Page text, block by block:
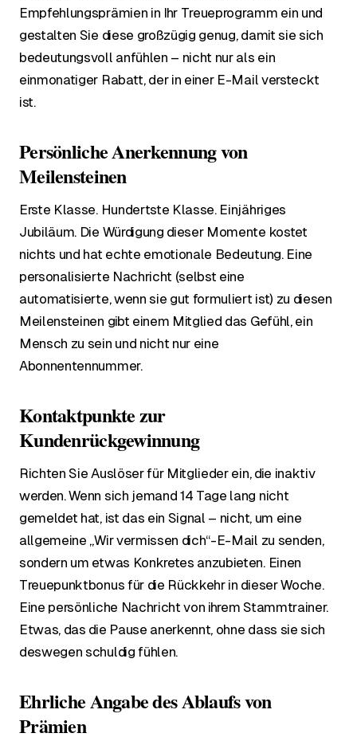
Empfehlungsprämien in Ihr Treueprogramm ein und
gestalten Sie diese großzügig genug, damit sie sich
bedeutungsvoll anfühlen – nicht nur als ein
einmonatiger Rabatt, der in einer E-Mail versteckt
ist.
Persönliche Anerkennung von
Meilensteinen
Erste Klasse. Hundertste Klasse. Einjähriges
Jubiläum. Die Würdigung dieser Momente kostet
nichts und hat echte emotionale Bedeutung. Eine
personalisierte Nachricht (selbst eine
automatisierte, wenn sie gut formuliert ist) zu diesen
Meilensteinen gibt einem Mitglied das Gefühl, ein
Mensch zu sein und nicht nur eine
Abonnentennummer.
Kontaktpunkte zur
Kundenrückgewinnung
Richten Sie Auslöser für Mitglieder ein, die inaktiv
werden. Wenn sich jemand 14 Tage lang nicht
gemeldet hat, ist das ein Signal – nicht, um eine
allgemeine „Wir vermissen dich“-E-Mail zu senden,
sondern um etwas Konkretes anzubieten. Einen
Treuepunktbonus für die Rückkehr in dieser Woche.
Eine persönliche Nachricht von ihrem Stammtrainer.
Etwas, das die Pause anerkennt, ohne dass sie sich
deswegen schuldig fühlen.
Ehrliche Angabe des Ablaufs von
Prämien